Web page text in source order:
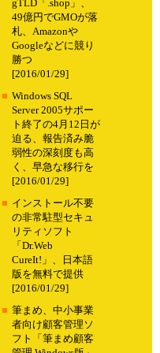
gTLD「.shop」、
49億円でGMOが落
札、Amazonや
Googleなどに競り
勝つ
[2016/01/29]
■ Windows SQL
Server 2005サポー
ト終了の4月12日が
迫る、報告済み脆
弱性の深刻度も高
く、早急な移行を
[2016/01/29]
■ インストール不要
の非常駐型セキュ
リティソフト
「Dr.Web
CureIt!」、日本語
版を無料で提供
[2016/01/29]
■ 筆まめ、中小事業
者向け顧客管理ソ
フト「筆まめ顧客